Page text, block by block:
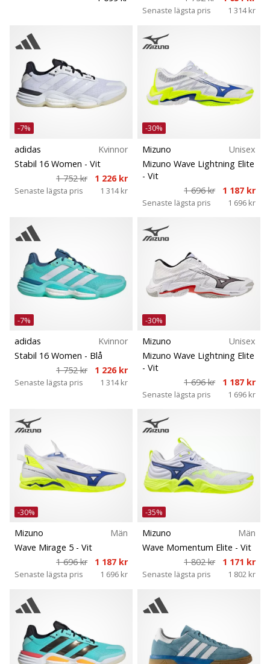
Senaste lägsta pris 1 314 kr
-7%
adidas
Kvinnor
Stabil 16 Women - Vit
1 752 kr
1 226 kr
Senaste lägsta pris 1 314 kr
-30%
Mizuno
Unisex
Mizuno Wave Lightning Elite
- Vit
1 696 kr
1 187 kr
Senaste lägsta pris 1 696 kr
-7%
adidas
Kvinnor
Stabil 16 Women - Blå
1 752 kr
1 226 kr
Senaste lägsta pris 1 314 kr
-30%
Mizuno
Unisex
Mizuno Wave Lightning Elite
- Vit
1 696 kr
1 187 kr
Senaste lägsta pris 1 696 kr
-30%
Mizuno
Män
Wave Mirage 5 - Vit
1 696 kr
1 187 kr
Senaste lägsta pris 1 696 kr
-35%
Mizuno
Män
Wave Momentum Elite - Vit
1 802 kr
1 171 kr
Senaste lägsta pris 1 802 kr